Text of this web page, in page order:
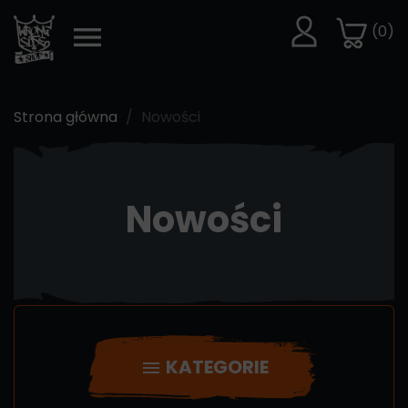
(0)
Strona główna Nowości
Nowości
 KATEGORIE